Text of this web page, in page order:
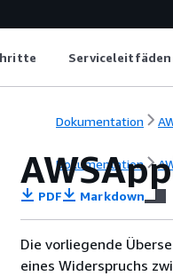
Serviceleitfäden
Dokumentation
Dokumentation
PDF Markdown
Die vorliegende
eines Widerspruchs